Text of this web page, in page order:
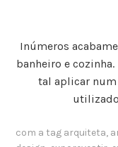
Inúmeros
banheiro e
tal aplicar num
com a tag arquiteta,